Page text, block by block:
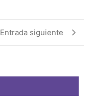
Entrada siguiente